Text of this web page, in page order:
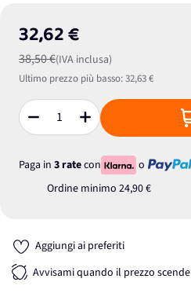
32,62 €
38,50 €(IVA inclusa)
Ultimo prezzo più basso:32,63 €
Quantità
Paga in 3 ratecon
o
Ordine minimo 24,90 €
Aggiungi ai preferiti
Avvisami quando il prezzo scende